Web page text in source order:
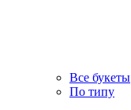
Все букеты
По типу